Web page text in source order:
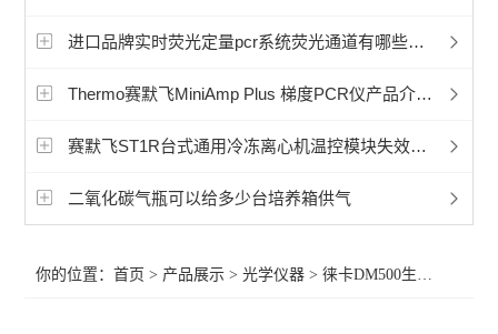
徕卡Mateo TL倒置数字显微镜
孚约显微镜摄像头相机
蔡司Axioscope 7光学显微镜
相差显微镜
进口品牌实时荧光定量pcr系统荧光通道有哪些不同之处？
Thermo赛默飞MiniAmp Plus 梯度PCR仪产品介绍参数说明书
赛默飞ST1R台式通用冷冻离心机温控模块失效怎么处理
二氧化碳气瓶可以给多少台培养箱供气
你的位置：首页 > 产品展示 >光学仪器 >徕卡DM500生物显微镜